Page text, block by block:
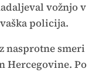
vožnjo v
policija.
nasprotne smeri
Hercegovine. Po